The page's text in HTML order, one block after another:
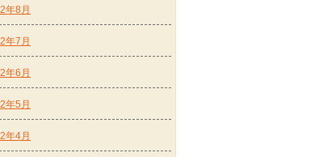
年8月
年7月
年6月
年5月
年4月